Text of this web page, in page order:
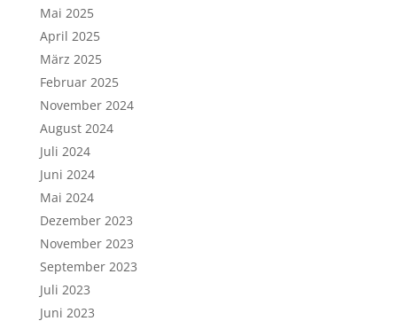
Mai 2025
April 2025
März 2025
Februar 2025
November 2024
August 2024
Juli 2024
Juni 2024
Mai 2024
Dezember 2023
November 2023
September 2023
Juli 2023
Juni 2023